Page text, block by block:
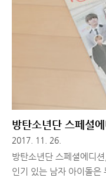
방탄소년단 스페셜
2017. 11. 26.
방탄소년단 스페셜에디
인기 있는 남자 아이돌은